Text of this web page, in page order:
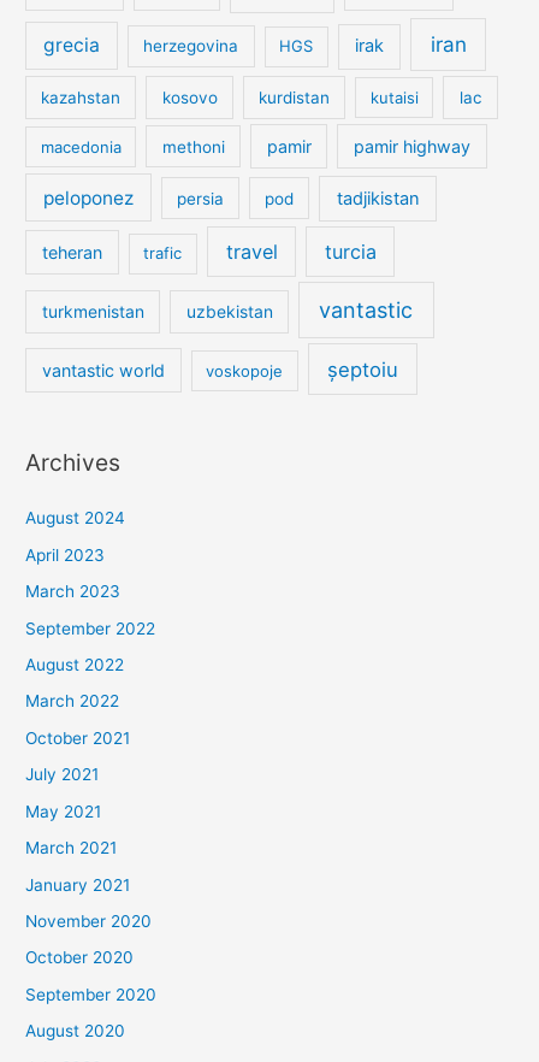
grecia herzegovina HGS irak iran
kazahstan kosovo kurdistan kutaisi lac
macedonia methoni pamir pamir highway
peloponez persia pod tadjikistan
teheran trafic travel turcia
turkmenistan uzbekistan vantastic
vantastic world voskopoje șeptoiu
Archives
August 2024
April 2023
March 2023
September 2022
August 2022
March 2022
October 2021
July 2021
May 2021
March 2021
January 2021
November 2020
October 2020
September 2020
August 2020